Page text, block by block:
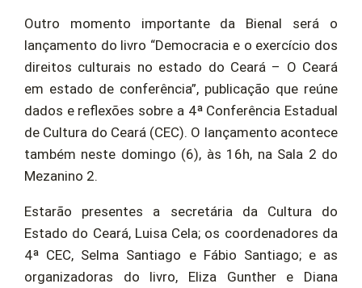
Outro momento importante da Bienal será o
lançamento do livro “Democracia e o exercício dos
direitos culturais no estado do Ceará – O Ceará
em estado de conferência”, publicação que reúne
dados e reflexões sobre a 4ª Conferência Estadual
de Cultura do Ceará (CEC). O lançamento acontece
também neste domingo (6), às 16h, na Sala 2 do
Mezanino 2.
Estarão presentes a secretária da Cultura do
Estado do Ceará, Luisa Cela; os coordenadores da
4ª CEC, Selma Santiago e Fábio Santiago; e as
organizadoras do livro, Eliza Gunther e Diana